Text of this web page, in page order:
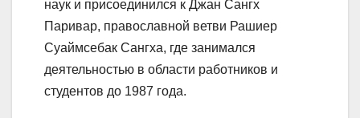
наук и присоединился к Джан Сангх
Паривар, православной ветви Рашиер
Суаймсебак Сангха, где занимался
деятельностью в области работников и
студентов до 1987 года.